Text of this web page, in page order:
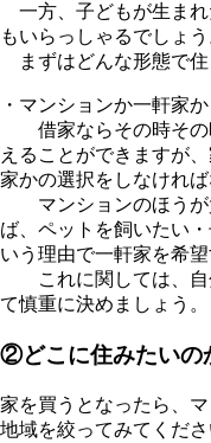
一方、子どもが生まれ
もいらっしゃるでしょう
まずはどんな形態で住
・マンションか一軒家
借家ならその時その
えることができますが
家かの選択をしなければ
マンションのほうが
ば、ペットを飼いたい
いう理由で一軒家を希
これに関しては、自
て慎重に決めましょう。
②どこに住みたいの
家を買うとなったら、
地域を絞ってみてくださ